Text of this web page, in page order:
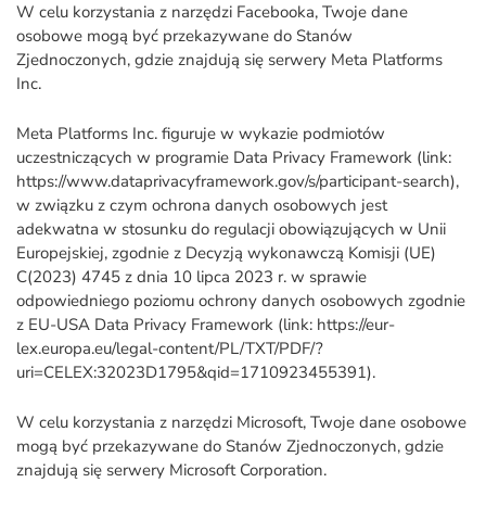
W celu korzystania z narzędzi Facebooka, Twoje dane
osobowe mogą być przekazywane do Stanów
Zjednoczonych, gdzie znajdują się serwery Meta Platforms
Inc.
Meta Platforms Inc. figuruje w wykazie podmiotów
uczestniczących w programie Data Privacy Framework (link:
https://www.dataprivacyframework.gov/s/participant-search),
w związku z czym ochrona danych osobowych jest
adekwatna w stosunku do regulacji obowiązujących w Unii
Europejskiej, zgodnie z Decyzją wykonawczą Komisji (UE)
C(2023) 4745 z dnia 10 lipca 2023 r. w sprawie
odpowiedniego poziomu ochrony danych osobowych zgodnie
z EU-USA Data Privacy Framework (link: https://eur-
lex.europa.eu/legal-content/PL/TXT/PDF/?
uri=CELEX:32023D1795&qid=1710923455391).
W celu korzystania z narzędzi Microsoft, Twoje dane osobowe
mogą być przekazywane do Stanów Zjednoczonych, gdzie
znajdują się serwery Microsoft Corporation.